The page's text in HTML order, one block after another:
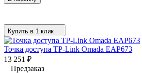
Купить в 1 клик
Точка доступа TP-Link Omada EAP673
13 251 ₽
Предзаказ